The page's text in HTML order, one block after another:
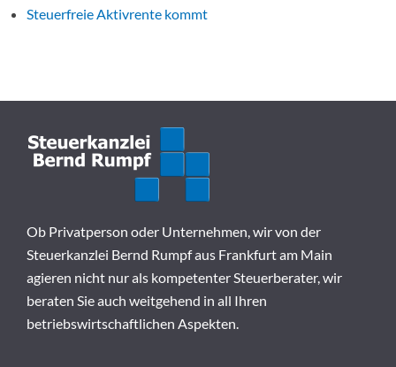
Steuerfreie Aktivrente kommt
Ob Privatperson oder Unternehmen, wir von der
Steuerkanzlei Bernd Rumpf aus Frankfurt am Main
agieren nicht nur als kompetenter Steuerberater, wir
beraten Sie auch weitgehend in all Ihren
betriebswirtschaftlichen Aspekten.